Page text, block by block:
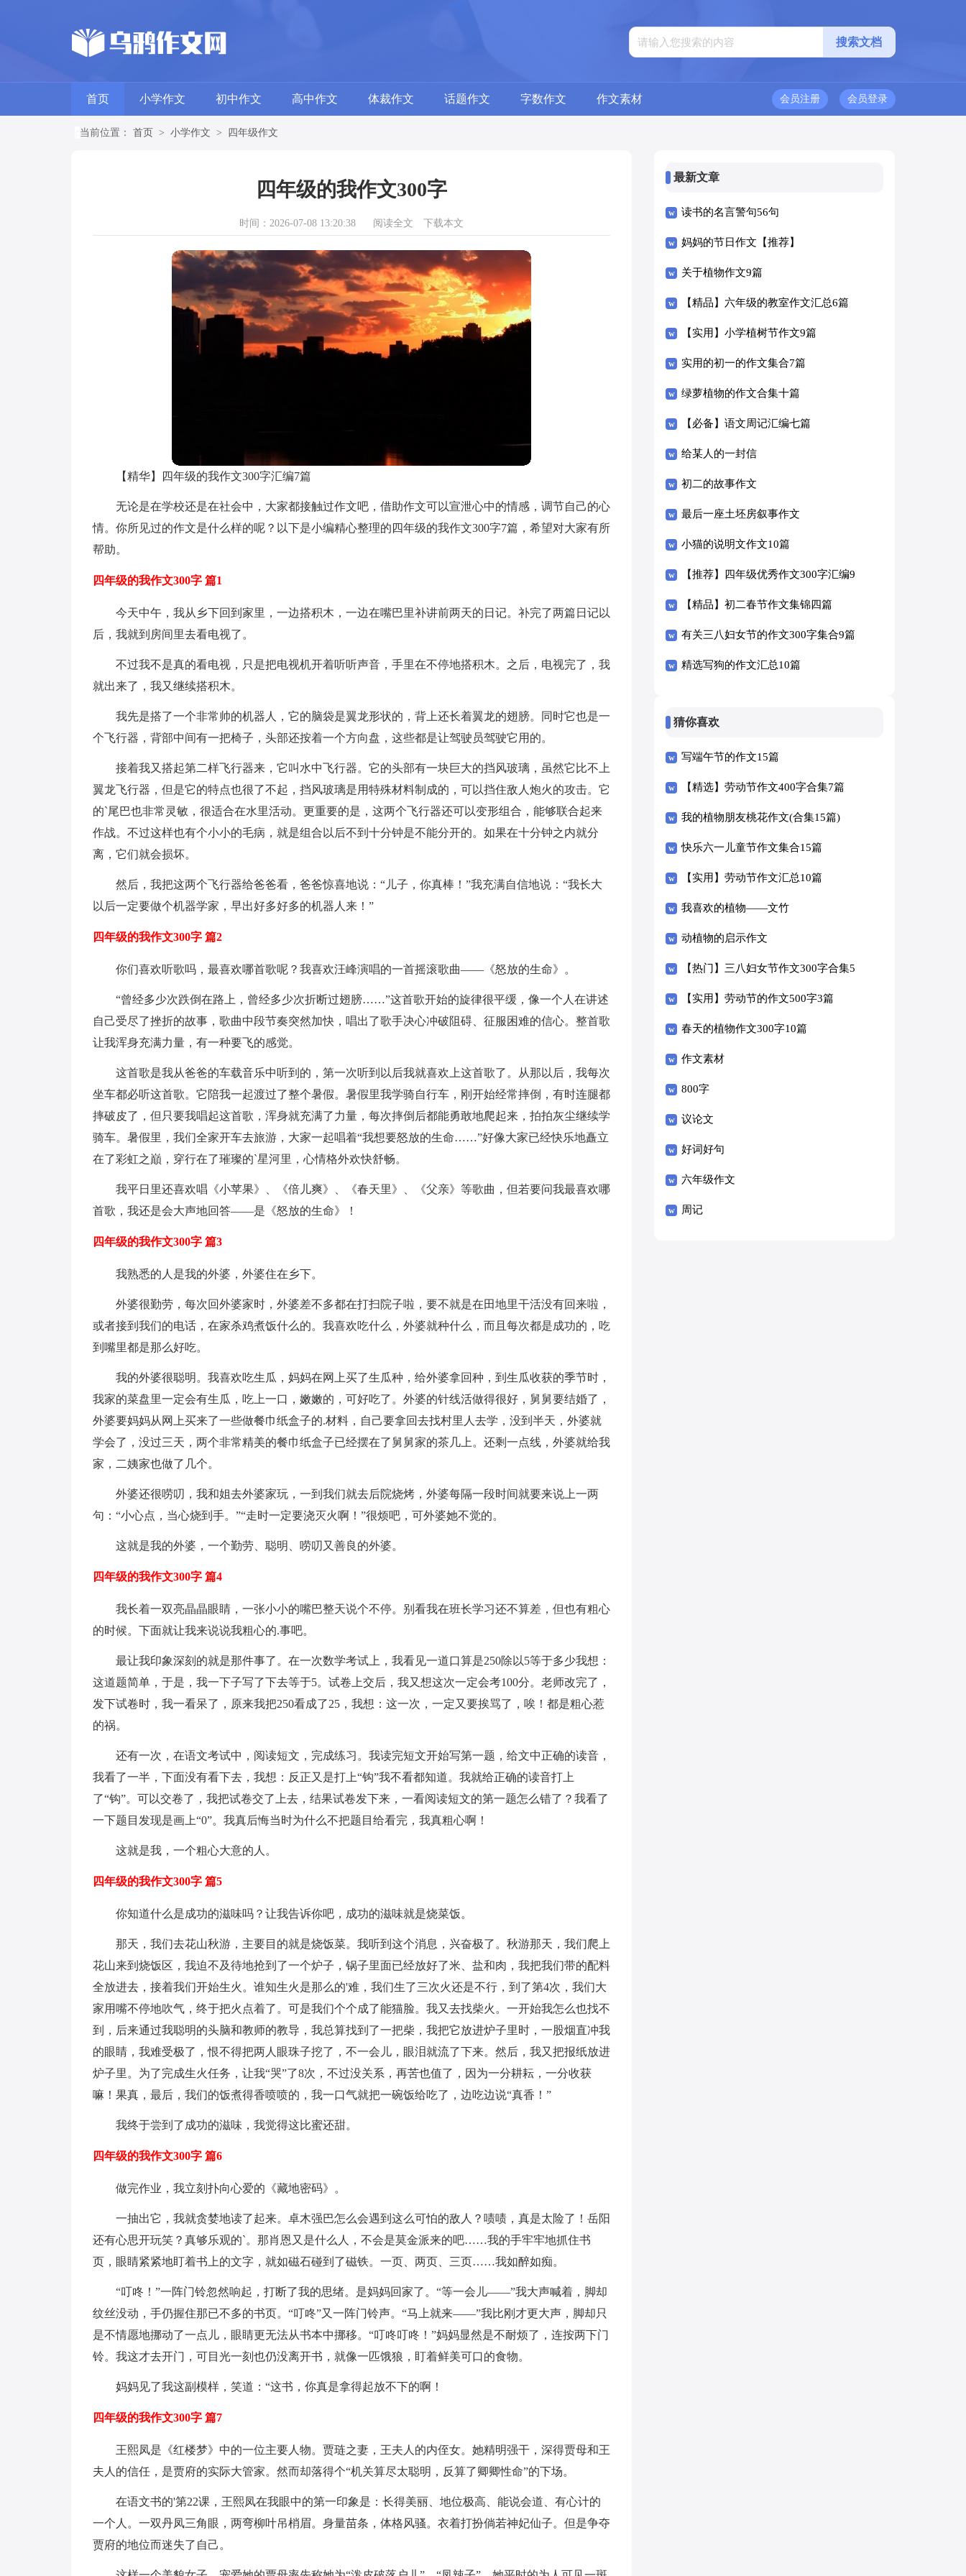
首页 小学作文 初中作文 高中作文 体裁作文 话题作文 字数作文 作文素材 会员登录
会员注册
当前位置： 首页 > 小学作文 > 四年级作文
四年级的我作文300字
时间：2026-07-08 13:20:38 阅读全文 下载本文
【精华】四年级的我作文300字汇编7篇
无论是在学校还是在社会中，大家都接触过作文吧，借助作文可以宣泄心中的情感，调节自己的心
情。你所见过的作文是什么样的呢？以下是小编精心整理的四年级的我作文300字7篇，希望对大家有所
帮助。
四年级的我作文300字 篇1
今天中午，我从乡下回到家里，一边搭积木，一边在嘴巴里补讲前两天的日记。补完了两篇日记以
后，我就到房间里去看电视了。
不过我不是真的看电视，只是把电视机开着听听声音，手里在不停地搭积木。之后，电视完了，我
就出来了，我又继续搭积木。
我先是搭了一个非常帅的机器人，它的脑袋是翼龙形状的，背上还长着翼龙的翅膀。同时它也是一
个飞行器，背部中间有一把椅子，头部还按着一个方向盘，这些都是让驾驶员驾驶它用的。
接着我又搭起第二样飞行器来，它叫水中飞行器。它的头部有一块巨大的挡风玻璃，虽然它比不上
翼龙飞行器，但是它的特点也很了不起，挡风玻璃是用特殊材料制成的，可以挡住敌人炮火的攻击。它
的`尾巴也非常灵敏，很适合在水里活动。更重要的是，这两个飞行器还可以变形组合，能够联合起来
作战。不过这样也有个小小的毛病，就是组合以后不到十分钟是不能分开的。如果在十分钟之内就分
离，它们就会损坏。
然后，我把这两个飞行器给爸爸看，爸爸惊喜地说：“儿子，你真棒！”我充满自信地说：“我长大
以后一定要做个机器学家，早出好多好多的机器人来！”
四年级的我作文300字 篇2
你们喜欢听歌吗，最喜欢哪首歌呢？我喜欢汪峰演唱的一首摇滚歌曲——《怒放的生命》。
“曾经多少次跌倒在路上，曾经多少次折断过翅膀……”这首歌开始的旋律很平缓，像一个人在讲述
自己受尽了挫折的故事，歌曲中段节奏突然加快，唱出了歌手决心冲破阻碍、征服困难的信心。整首歌
让我浑身充满力量，有一种要飞的感觉。
这首歌是我从爸爸的车载音乐中听到的，第一次听到以后我就喜欢上这首歌了。从那以后，我每次
坐车都必听这首歌。它陪我一起渡过了整个暑假。暑假里我学骑自行车，刚开始经常摔倒，有时连腿都
摔破皮了，但只要我唱起这首歌，浑身就充满了力量，每次摔倒后都能勇敢地爬起来，拍拍灰尘继续学
骑车。暑假里，我们全家开车去旅游，大家一起唱着“我想要怒放的生命……”好像大家已经快乐地矗立
在了彩虹之巔，穿行在了璀璨的`星河里，心情格外欢快舒畅。
我平日里还喜欢唱《小苹果》、《倍儿爽》、《春天里》、《父亲》等歌曲，但若要问我最喜欢哪
首歌，我还是会大声地回答——是《怒放的生命》！
四年级的我作文300字 篇3
我熟悉的人是我的外婆，外婆住在乡下。
外婆很勤劳，每次回外婆家时，外婆差不多都在打扫院子啦，要不就是在田地里干活没有回来啦，
或者接到我们的电话，在家杀鸡煮饭什么的。我喜欢吃什么，外婆就种什么，而且每次都是成功的，吃
到嘴里都是那么好吃。
我的外婆很聪明。我喜欢吃生瓜，妈妈在网上买了生瓜种，给外婆拿回种，到生瓜收获的季节时，
我家的菜盘里一定会有生瓜，吃上一口，嫩嫩的，可好吃了。外婆的针线活做得很好，舅舅要结婚了，
外婆要妈妈从网上买来了一些做餐巾纸盒子的.材料，自己要拿回去找村里人去学，没到半天，外婆就
学会了，没过三天，两个非常精美的餐巾纸盒子已经摆在了舅舅家的茶几上。还剩一点线，外婆就给我
家，二姨家也做了几个。
外婆还很唠叨，我和姐去外婆家玩，一到我们就去后院烧烤，外婆每隔一段时间就要来说上一两
句：“小心点，当心烧到手。”“走时一定要浇灭火啊！”很烦吧，可外婆她不觉的。
这就是我的外婆，一个勤劳、聪明、唠叨又善良的外婆。
四年级的我作文300字 篇4
我长着一双亮晶晶眼睛，一张小小的嘴巴整天说个不停。别看我在班长学习还不算差，但也有粗心
的时候。下面就让我来说说我粗心的.事吧。
最让我印象深刻的就是那件事了。在一次数学考试上，我看见一道口算是250除以5等于多少我想：
这道题简单，于是，我一下子写了下去等于5。试卷上交后，我又想这次一定会考100分。老师改完了，
发下试卷时，我一看呆了，原来我把250看成了25，我想：这一次，一定又要挨骂了，唉！都是粗心惹
的祸。
还有一次，在语文考试中，阅读短文，完成练习。我读完短文开始写第一题，给文中正确的读音，
我看了一半，下面没有看下去，我想：反正又是打上“钩”我不看都知道。我就给正确的读音打上
了“钩”。可以交卷了，我把试卷交了上去，结果试卷发下来，一看阅读短文的第一题怎么错了？我看了
一下题目发现是画上“0”。我真后悔当时为什么不把题目给看完，我真粗心啊！
这就是我，一个粗心大意的人。
四年级的我作文300字 篇5
你知道什么是成功的滋味吗？让我告诉你吧，成功的滋味就是烧菜饭。
那天，我们去花山秋游，主要目的就是烧饭菜。我听到这个消息，兴奋极了。秋游那天，我们爬上
花山来到烧饭区，我迫不及待地抢到了一个炉子，锅子里面已经放好了米、盐和肉，我把我们带的配料
全放进去，接着我们开始生火。谁知生火是那么的'难，我们生了三次火还是不行，到了第4次，我们大
家用嘴不停地吹气，终于把火点着了。可是我们个个成了能猫脸。我又去找柴火。一开始我怎么也找不
到，后来通过我聪明的头脑和教师的教导，我总算找到了一把柴，我把它放进炉子里时，一股烟直冲我
的眼睛，我难受极了，恨不得把两人眼珠子挖了，不一会儿，眼泪就流了下来。然后，我又把报纸放进
炉子里。为了完成生火任务，让我“哭”了8次，不过没关系，再苦也值了，因为一分耕耘，一分收获
嘛！果真，最后，我们的饭煮得香喷喷的，我一口气就把一碗饭给吃了，边吃边说“真香！”
我终于尝到了成功的滋味，我觉得这比蜜还甜。
四年级的我作文300字 篇6
做完作业，我立刻扑向心爱的《藏地密码》。
一抽出它，我就贪婪地读了起来。卓木强巴怎么会遇到这么可怕的敌人？啧啧，真是太险了！岳阳
还有心思开玩笑？真够乐观的`。那肖恩又是什么人，不会是莫金派来的吧……我的手牢牢地抓住书
页，眼睛紧紧地盯着书上的文字，就如磁石碰到了磁铁。一页、两页、三页……我如醉如痴。
“叮咚！”一阵门铃忽然响起，打断了我的思绪。是妈妈回家了。“等一会儿——”我大声喊着，脚却
纹丝没动，手仍握住那已不多的书页。“叮咚”又一阵门铃声。“马上就来——”我比刚才更大声，脚却只
是不情愿地挪动了一点儿，眼睛更无法从书本中挪移。“叮咚叮咚！”妈妈显然是不耐烦了，连按两下门
铃。我这才去开门，可目光一刻也仍没离开书，就像一匹饿狼，盯着鲜美可口的食物。
妈妈见了我这副模样，笑道：“这书，你真是拿得起放不下的啊！
四年级的我作文300字 篇7
王熙凤是《红楼梦》中的一位主要人物。贾琏之妻，王夫人的内侄女。她精明强干，深得贾母和王
夫人的信任，是贾府的实际大管家。然而却落得个“机关算尽太聪明，反算了卿卿性命”的下场。
在语文书的'第22课，王熙凤在我眼中的第一印象是：长得美丽、地位极高、能说会道、有心计的
一个人。一双丹凤三角眼，两弯柳叶吊梢眉。身量苗条，体格风骚。衣着打扮倘若神妃仙子。但是争夺
贾府的地位而迷失了自己。
最新文章
读书的名言警句56句
妈妈的节日作文【推荐】
关于植物作文9篇
【精品】六年级的教室作文汇总6篇
【实用】小学植树节作文9篇
实用的初一的作文集合7篇
绿萝植物的作文合集十篇
【必备】语文周记汇编七篇
给某人的一封信
初二的故事作文
最后一座土坯房叙事作文
小猫的说明文作文10篇
【推荐】四年级优秀作文300字汇编9
篇
【精品】初二春节作文集锦四篇
有关三八妇女节的作文300字集合9篇
精选写狗的作文汇总10篇
猜你喜欢
写端午节的作文15篇
【精选】劳动节作文400字合集7篇
我的植物朋友桃花作文(合集15篇)
快乐六一儿童节作文集合15篇
【实用】劳动节作文汇总10篇
我喜欢的植物——文竹
动植物的启示作文
【热门】三八妇女节作文300字合集5
篇
【实用】劳动节的作文500字3篇
春天的植物作文300字10篇
作文素材
800字
议论文
好词好句
六年级作文
周记